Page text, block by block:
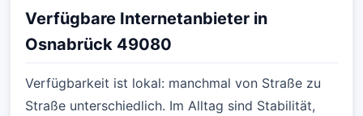
Verfügbare Internetanbieter in
Osnabrück 49080
Verfügbarkeit ist lokal: manchmal von Straße zu
Straße unterschiedlich. Im Alltag sind Stabilität,